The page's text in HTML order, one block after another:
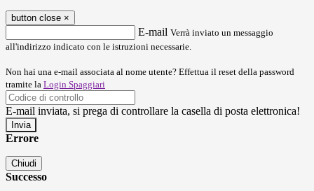
button close ×
E-mail Verrà inviato un messaggio
all'indirizzo indicato con le istruzioni necessarie.
Non hai una e-mail associata al nome utente? Effettua il reset della password
tramite la Login Spaggiari
E-mail inviata, si prega di controllare la casella di posta elettronica!
Errore
Chiudi
Successo